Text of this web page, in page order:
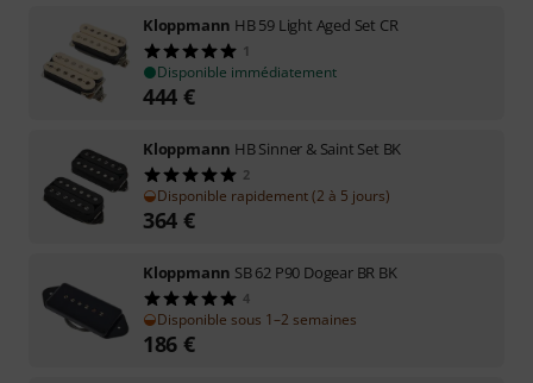
Kloppmann HB 59 Light Aged Set CR
1
Disponible immédiatement
444 €
Kloppmann HB Sinner & Saint Set BK
2
Disponible rapidement (2 à 5 jours)
364 €
Kloppmann SB 62 P90 Dogear BR BK
4
Disponible sous 1–2 semaines
186 €